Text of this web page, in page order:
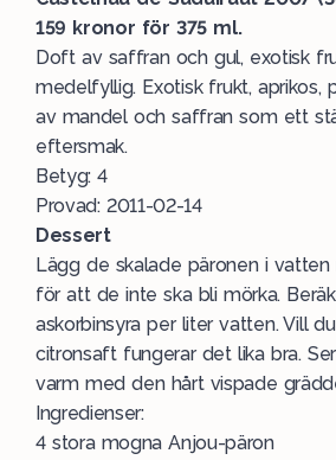
159 kronor för 375 ml.
Doft av saffran och gul, exotisk
medelfyllig. Exotisk frukt, aprikos,
av mandel och saffran som ett
eftersmak.
Betyg: 4
Provad: 2011-02-14
Dessert
Lägg de skalade päronen i vatten
för att de inte ska bli mörka.
askorbinsyra per liter vatten. Vill
citronsaft fungerar det lika bra.
varm med den hårt vispade
Ingredienser:
4 stora mogna Anjou-päron